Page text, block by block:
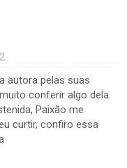
autora pelas suas
conferir algo dela.
Paixão me
curtir, confiro essa